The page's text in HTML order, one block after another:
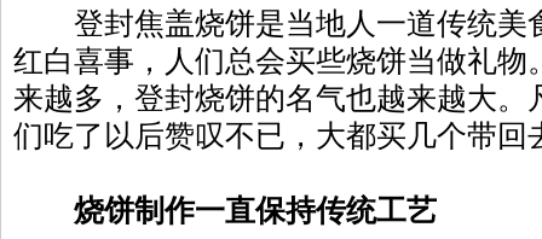
登封焦盖烧饼是当地人一道传统美
红白喜事，人们总会买些烧饼当做礼物
来越多，登封烧饼的名气也越来越大。
们吃了以后赞叹不已，大都买几个带回
烧饼制作一直保持传统工艺